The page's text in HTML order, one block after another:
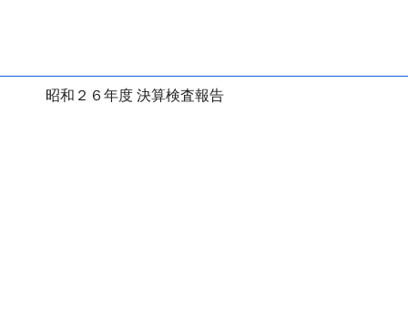
昭和２６年度 決算検査報告